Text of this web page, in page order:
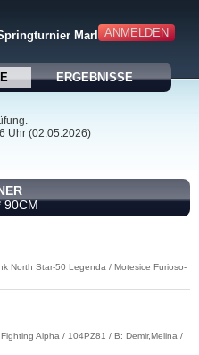
ANMELDEN
Marlow
ERGEBNISSE
Uhr (02.05.2026)
90CM
North Star-50 Legenda / Motesice Furioso-
Alpha / 104PZ81 / B: Demir,Melina /